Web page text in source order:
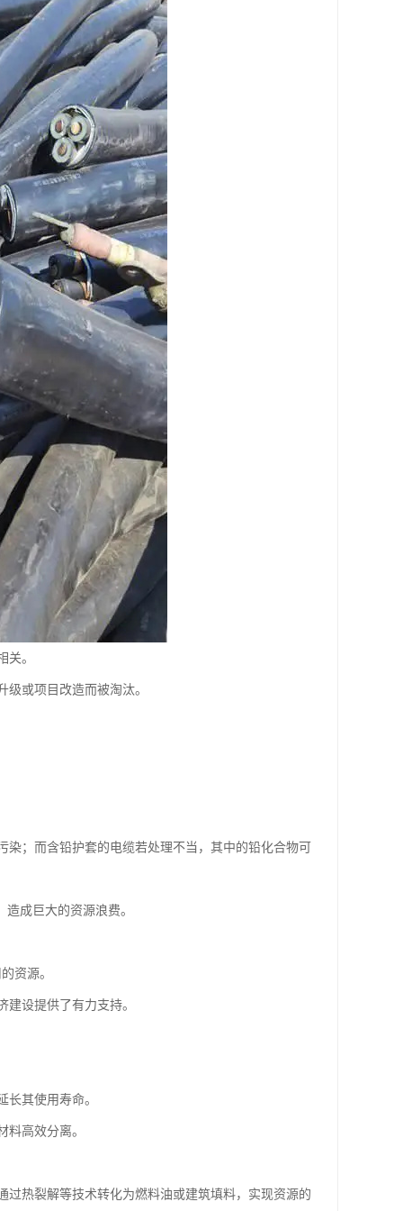
关。
或项目改造而被淘汰。
；而含铅护套的电缆若处理不当，其中的铅化合物可
成巨大的资源浪费。
资源。
设提供了有力支持。
其使用寿命。
高效分离。
热裂解等技术转化为燃料油或建筑填料，实现资源的